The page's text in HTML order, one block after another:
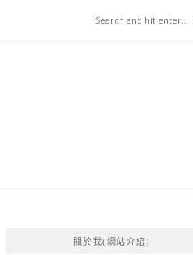
關於我(網站介紹)